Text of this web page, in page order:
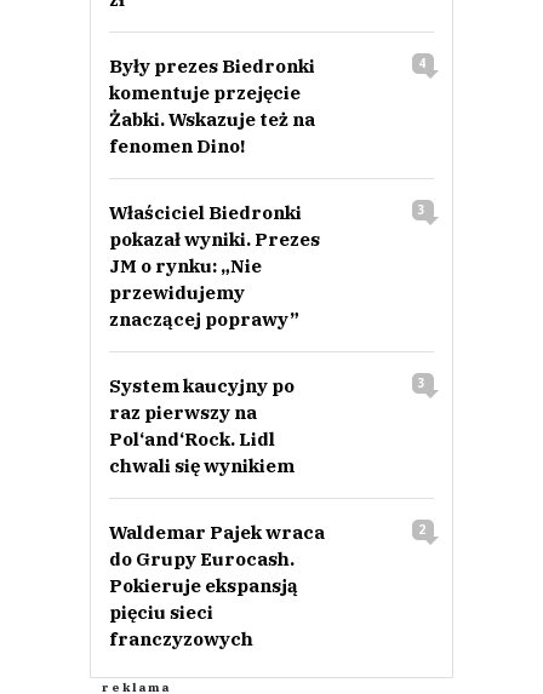
Były prezes Biedronki
komentuje przejęcie
Żabki. Wskazuje też na
fenomen Dino!
4
Właściciel Biedronki
pokazał wyniki. Prezes
JM o rynku: „Nie
przewidujemy
znaczącej poprawy”
3
System kaucyjny po
raz pierwszy na
Pol‘and‘Rock. Lidl
chwali się wynikiem
3
Waldemar Pajek wraca
do Grupy Eurocash.
Pokieruje ekspansją
pięciu sieci
franczyzowych
2